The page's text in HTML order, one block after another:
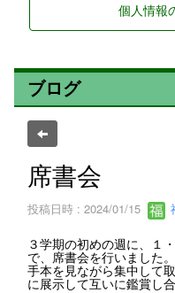
個人情報
ブログ
席書会
投稿日時 : 2024/01/15
３学期の初めの週に、１
で、席書会を行いました
手本を見ながら集中して
に展示して互いに鑑賞し合